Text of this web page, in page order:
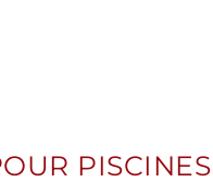
PISCINES